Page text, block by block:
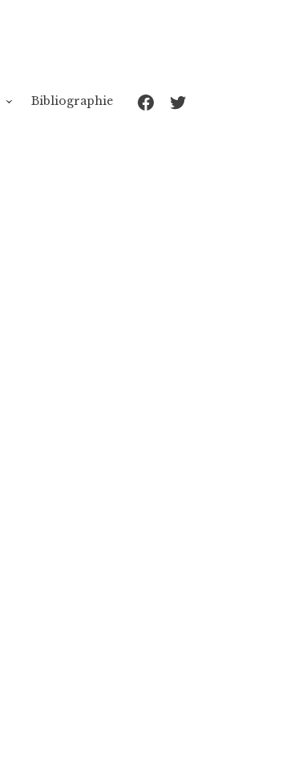
Bibliographie Facebook
Twitter